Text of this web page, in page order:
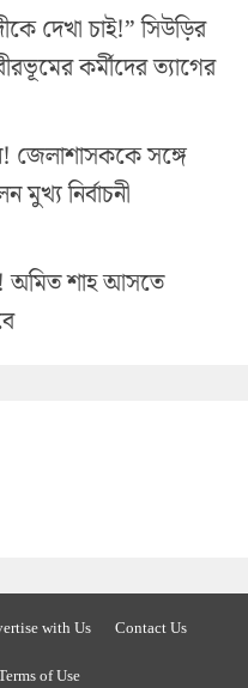
দেখা চাই!” সিউড়ির
কর্মীদের ত্যাগের
সঙ্গে
মুখ্য নির্বাচনী
অমিত শাহ আসতে
with Us
Contact Us
of Use